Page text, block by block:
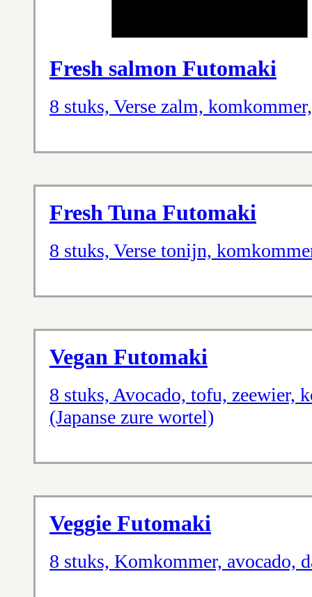
Fresh salmon Futomaki
8 stuks, Verse zalm,
Fresh Tuna Futomaki
8 stuks, Verse tonijn,
Vegan Futomaki
8 stuks, Avocado, tofu, zeewier,
(Japanse zure wortel)
Veggie Futomaki
8 stuks, Komkommer, avocado,